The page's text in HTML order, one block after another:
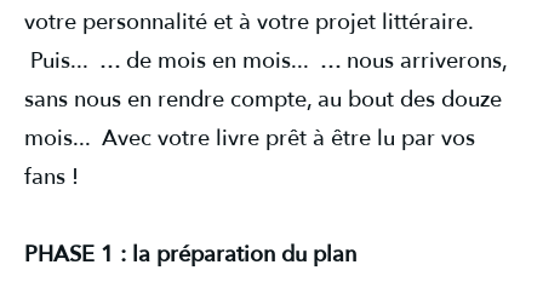
votre personnalité et à votre projet littéraire.
Puis... … de mois en mois... … nous arriverons,
sans nous en rendre compte, au bout des douze
mois... Avec votre livre prêt à être lu par vos
fans !
PHASE 1 : la préparation du plan